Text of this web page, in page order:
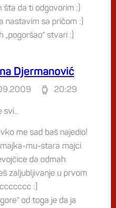
šta da ti odgovorim :)
nastavim sa pričom :)
„pogoršao“ stvari :)
Djermanović
20:29
svi..
me sad baš najedio!
mu-stara majci
da odmah
zaljubljivanje u prvom
:)
od toga je da ja